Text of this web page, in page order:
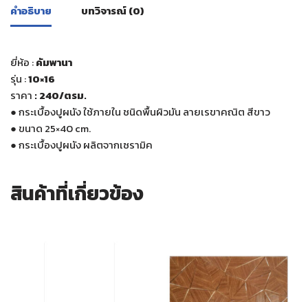
คำอธิบาย บทวิจารณ์ (0)
ยี่ห้อ :คัมพานา
รุ่น :10×16
ราคา : 240/ตรม.
●กระเบื้องปูผนัง ใช้ภายใน ชนิดพื้นผิวมัน ลายเรขาคณิต สีขาว
● ขนาด 25×40 cm.
●กระเบื้องปูผนัง ผลิตจากเซรามิค
สินค้าที่เกี่ยวข้อง